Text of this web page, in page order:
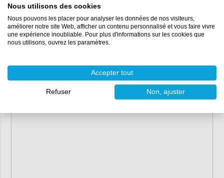
Couleur :incolore
Traitement :essuyer généreusement la surface à traiter
avec un chiffon imbibé de Double Coat Dégraissant.
Nous utilisons des cookies
Nous pouvons les placer pour analyser les données de nos visiteurs,
améliorer notre site Web, afficher un contenu personnalisé et vous faire vivre
une expérience inoubliable. Pour plus d'informations sur les cookies que
nous utilisons, ouvrez les paramètres.
Accepter tout
Refuser Non, ajuster